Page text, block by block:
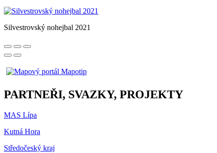
Silvestrovský nohejbal 2021
PARTNEŘI, SVAZKY, PROJEKTY
MAS Lípa
Kutná Hora
Středočeský kraj